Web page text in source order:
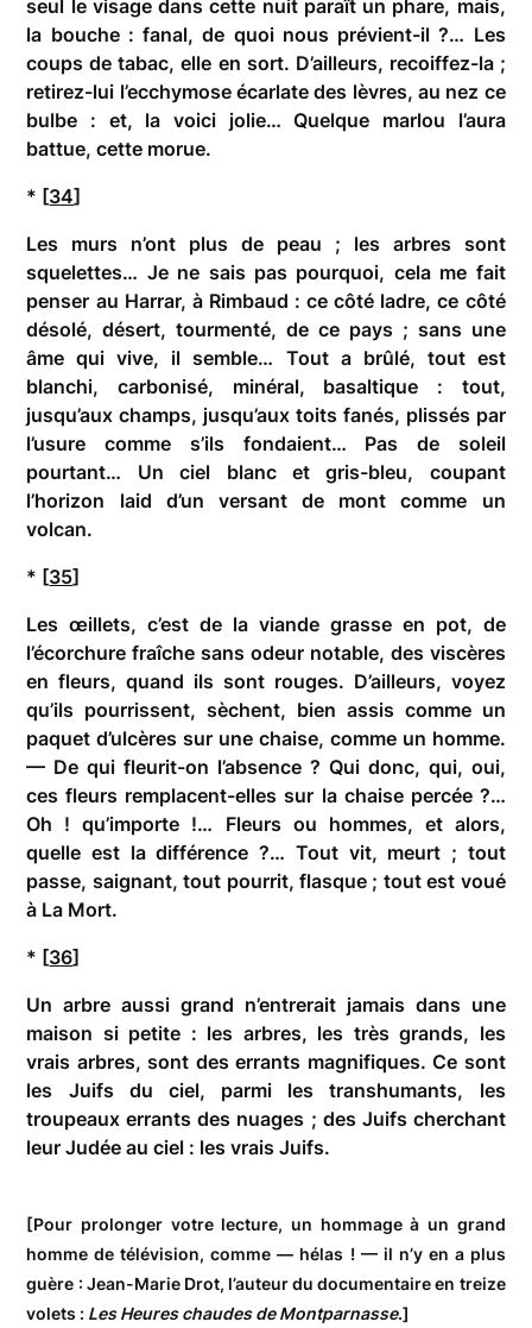
seul le visage dans cette nuit paraît un phare, mais,
la bouche : fanal, de quoi nous prévient-il ?… Les
coups de tabac, elle en sort. D’ailleurs, recoiffez-la ;
retirez-lui l’ecchymose écarlate des lèvres, au nez ce
bulbe : et, la voici jolie… Quelque marlou l’aura
battue, cette morue.
* [34]
Les murs n’ont plus de peau ; les arbres sont
squelettes… Je ne sais pas pourquoi, cela me fait
penser au Harrar, à Rimbaud : ce côté ladre, ce côté
désolé, désert, tourmenté, de ce pays ; sans une
âme qui vive, il semble… Tout a brûlé, tout est
blanchi, carbonisé, minéral, basaltique : tout,
jusqu’aux champs, jusqu’aux toits fanés, plissés par
l’usure comme s’ils fondaient… Pas de soleil
pourtant… Un ciel blanc et gris-bleu, coupant
l’horizon laid d’un versant de mont comme un
volcan.
* [35]
Les œillets, c’est de la viande grasse en pot, de
l’écorchure fraîche sans odeur notable, des viscères
en fleurs, quand ils sont rouges. D’ailleurs, voyez
qu’ils pourrissent, sèchent, bien assis comme un
paquet d’ulcères sur une chaise, comme un homme.
— De qui fleurit-on l’absence ? Qui donc, qui, oui,
ces fleurs remplacent-elles sur la chaise percée ?…
Oh ! qu’importe !… Fleurs ou hommes, et alors,
quelle est la différence ?… Tout vit, meurt ; tout
passe, saignant, tout pourrit, flasque ; tout est voué
à La Mort.
* [36]
Un arbre aussi grand n’entrerait jamais dans une
maison si petite : les arbres, les très grands, les
vrais arbres, sont des errants magnifiques. Ce sont
les Juifs du ciel, parmi les transhumants, les
troupeaux errants des nuages ; des Juifs cherchant
leur Judée au ciel : les vrais Juifs.
[Pour prolonger votre lecture, un hommage à un grand
homme de télévision, comme — hélas ! — il n’y en a plus
guère : Jean-Marie Drot, l’auteur du documentaire en treize
volets : Les Heures chaudes de Montparnasse.]